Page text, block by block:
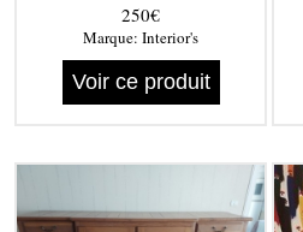
250€
Marque: Interior's
Voir ce produit